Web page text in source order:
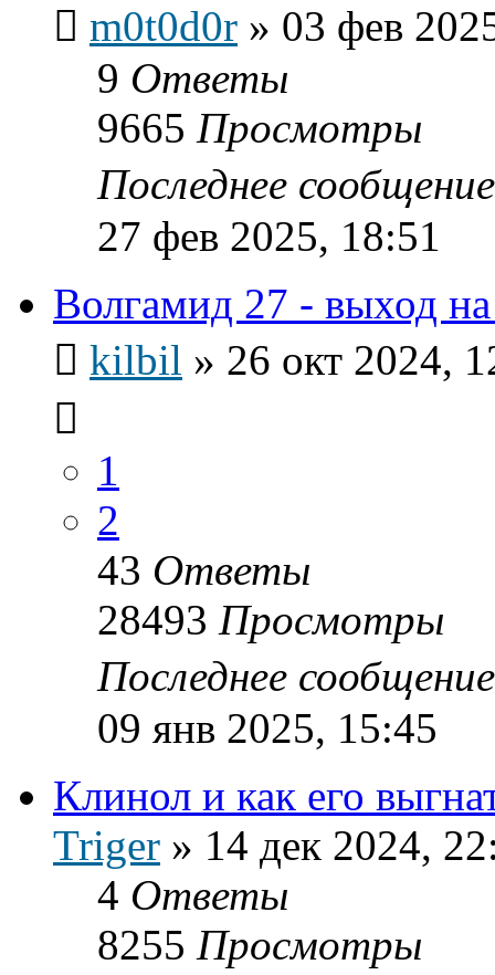
m0t0d0r » 03 фев
9 Ответы
9665 Просмотры
Последнее
27 фев 2025, 18:51
Волгамид 27 - выход
kilbil » 26 окт 2024,
1
2
43 Ответы
28493 Просмотры
Последнее
09 янв 2025, 15:45
Клинол и как его
Triger » 14 дек 2024,
4 Ответы
8255 Просмотры